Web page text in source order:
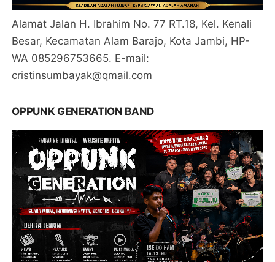
Alamat Jalan H. Ibrahim No. 77 RT.18, Kel. Kenali
Besar, Kecamatan Alam Barajo, Kota Jambi, HP-
WA 085296753665. E-mail:
cristinsumbayak@qmail.com
OPPUNK GENERATION BAND